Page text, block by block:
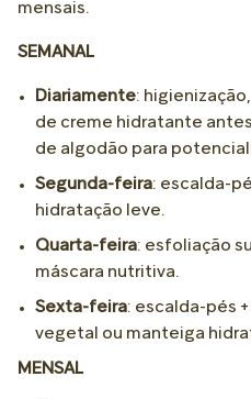
mensais.
SEMANAL
Diariamente:
de creme hidratante
de algodão para
Segunda-feira: escalda-
hidratação leve.
Quarta-feira: esfoliação
máscara nutritiva.
Sexta-feira: escalda-pés
vegetal ou manteiga
MENSAL